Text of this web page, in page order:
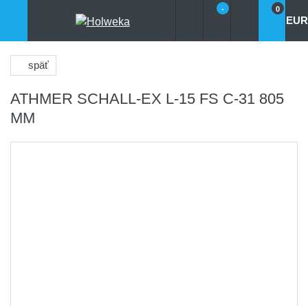
- 0
EUR
späť
ATHMER SCHALL-EX L-15 FS C-31 805
MM